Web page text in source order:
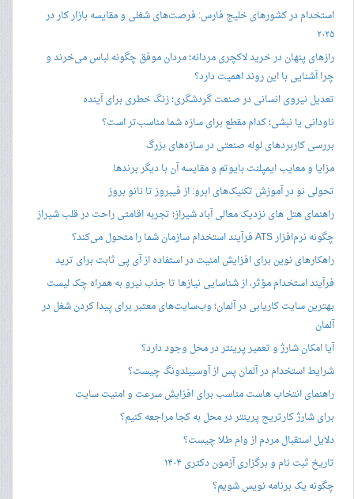
استخدام در کشورهای خلیج فارس: فرصت‌های شغلی و مقایسه بازار کار در
۲۰۲۵
رازهای پنهان در خرید لاکچری مردانه؛ مردان موفق چگونه لباس می‌خرند و
چرا آشنایی با این روند اهمیت دارد؟
تعدیل نیروی انسانی در صنعت گردشگری؛ زنگ خطری برای آینده
ناودانی یا نبشی؛ کدام مقطع برای سازه شما مناسب‌تر است؟
بررسی کاربردهای لوله صنعتی در سازه‌های بزرگ
مزایا و معایب ایمپلنت بایوتم و مقایسه آن با دیگر برندها
تحولی نو در آموزش تکنیک‌های ابرو: از فیبروز تا نانو بروز
راهنمای هتل های نزدیک معالی آباد شیراز؛ تجربه اقامتی راحت در قلب شیراز
چگونه نرم‌افزار ATS فرآیند استخدام سازمان شما را متحول می‌کند؟
راهکارهای نوین برای افزایش امنیت در استفاده از آی پی ثابت برای ترید
فرآیند استخدام مؤثر، از شناسایی نیازها تا جذب نیرو به همراه چک لیست
بهترین سایت کاریابی در آلمان؛ وب‌سایت‌های معتبر برای پیدا کردن شغل در
آلمان
آیا امکان شارژ و تعمیر پرینتر در محل وجود دارد؟
شرایط استخدام در آلمان پس از آوسبیلدونگ چیست؟
راهنمای انتخاب هاست مناسب برای افزایش سرعت و امنیت سایت
برای شارژ کارتریج پرینتر در محل به کجا مراجعه کنیم؟
دلایل استقبال مردم از وام طلا چیست؟
تاریخ ثبت نام و برگزاری آزمون دکتری ۱۴۰۴
چگونه یک برنامه نویس شویم؟